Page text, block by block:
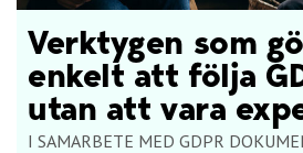
Verktygen som
enkelt att följa
utan att vara
I SAMARBETE MED GDPR